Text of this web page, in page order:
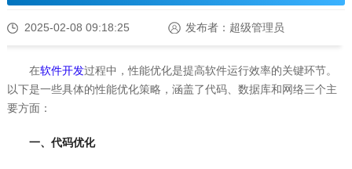
2025-02-08 09:18:25 发布者：超级管理员
在软件开发过程中，性能优化是提高软件运行效率的关键环节。
以下是一些具体的性能优化策略，涵盖了代码、数据库和网络三个主
要方面：
一、代码优化